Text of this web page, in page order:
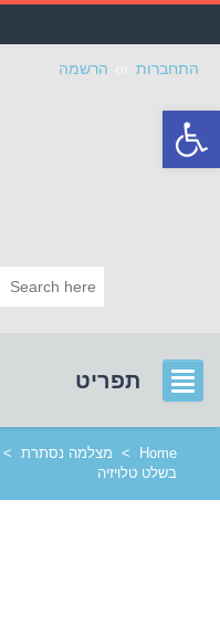
התחברות הרשמה
תפריט
Home
> מצלמה נסתרת >
בשלט טלויזיה
סרגל
נגישות